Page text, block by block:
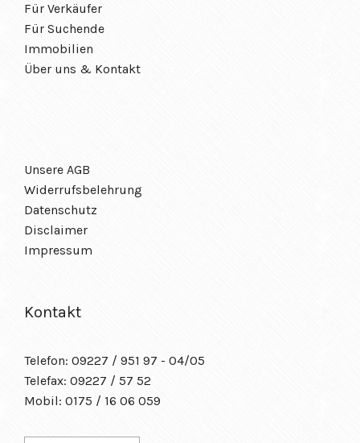
Für Verkäufer
Für Suchende
Immobilien
Über uns & Kontakt
Unsere AGB
Widerrufsbelehrung
Datenschutz
Disclaimer
Impressum
Kontakt
Telefon: 09227 / 951 97 - 04/05
Telefax: 09227 / 57 52
Mobil: 0175 / 16 06 059